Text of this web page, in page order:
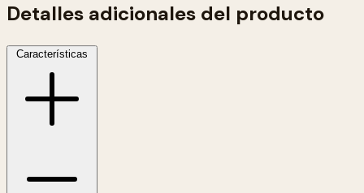
Detalles adicionales del producto
Características